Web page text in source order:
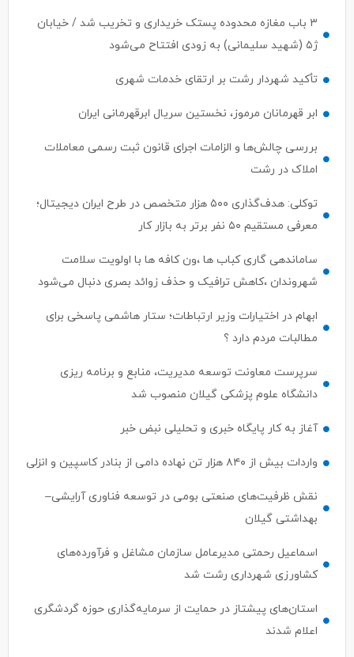
تأکید شهردار رشت بر ارتقای خدمات شهری
ابر قهرمانان مرموز، نخستین سریال ابرقهرمانی ایران
بررسی چالش‌ها و الزامات اجرای قانون ثبت رسمی معاملات
معرفی مستقیم ۵۰ نفر برتر به بازار کار
ساماندهی گاری کباب ها ،ون کافه ها با اولویت سلامت
شهروندان ،کاهش ترافیک و حذف زوائد بصری دنبال می‌شود
ابهام در اختیارات وزیر ارتباطات؛ ستار هاشمی پاسخی برای
سرپرست معاونت توسعه مدیریت، منابع و برنامه ریزی
آغاز به کار پایگاه خبری و تحلیلی نبض خبر
واردات بیش از ۸۴۰ هزار تن نهاده دامی از بنادر كاسپین و انزلی
نقش ظرفیت‌های صنعتی بومی در توسعه فناوری آرایشی–
اسماعیل رحمتی مدیرعامل سازمان مشاغل و فرآورده‌های
استان‌های پیشتاز در حمایت از سرمایه‌گذاری حوزه گردشگری
ترک جذب سرمایه‌گذار ، ترک فعل محسوب می‌شود